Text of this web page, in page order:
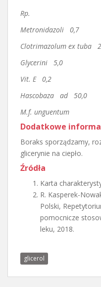
Rp.
Metronidazoli 0,7
Clotrimazolum ex tuba
Glycerini 5,0
Vit. E 0,2
Hascobaza ad 50,0
M.f. unguentum
Dodatkowe
Boraks sporządzamy,
glicerynie na ciepło.
Źródła
Karta
R. Kasperek-
Polski,
pomocnicze
leku, 2018.
glicerol